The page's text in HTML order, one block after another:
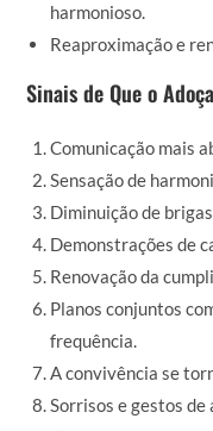
harmonioso.
Reaproximação e
Sinais de Que o
Comunicação mais
Sensação de
Diminuição de
Demonstrações de
Renovação da
Planos conjuntos
frequência.
A convivência se
Sorrisos e gestos